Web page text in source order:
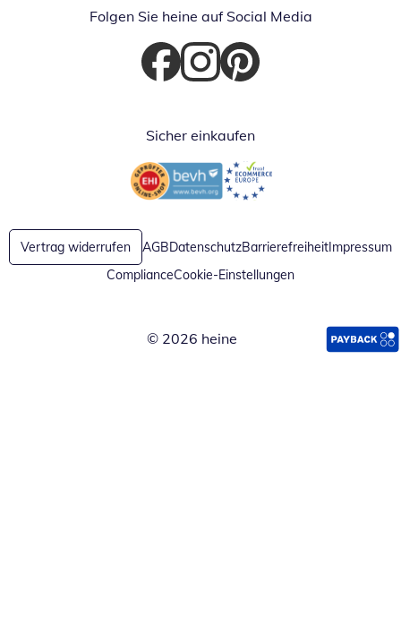
Folgen Sie heine auf Social Media
Öffnet in neuem Fenster
Öffnet in neuem Fenster
Öffnet in neuem Fenster
Sicher einkaufen
Öffnet in neuem FensterÖffnet in neuem Fenster
Vertrag widerrufen AGBDatenschutzBarrierefreiheitImpressum
ComplianceCookie-Einstellungen
© 2026 heine